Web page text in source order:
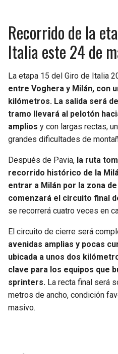
Recorrido de la
Italia este 24 de
La etapa 15 del Giro de Italia
entre Voghera y Milán, con
kilómetros. La salida será
tramo llevará al pelotón
amplios y con largas rectas,
grandes dificultades de
Después de Pavia, la ruta
recorrido histórico de la
entrar a Milán por la zona
comenzará el circuito final
se recorrerá cuatro veces en
El circuito de cierre será
avenidas amplias y pocas
ubicada a unos dos
clave para los equipos que
sprinters. La recta final será
metros de ancho, condición
masivo.